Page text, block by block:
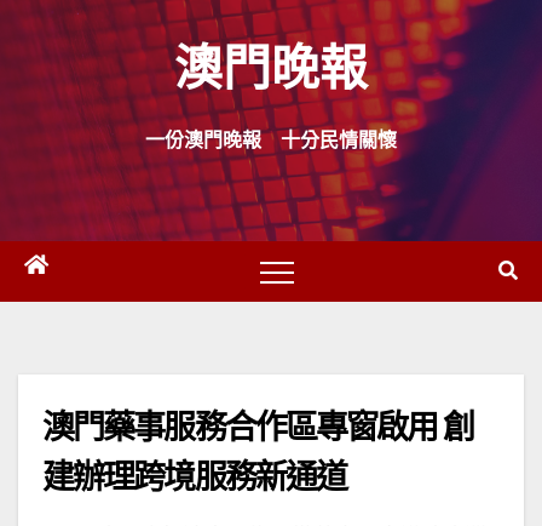
Skip
content
澳門晚報
一份澳門晚報 十分民情關懷
澳門藥事服務合作區專窗啟用 創
建辦理跨境服務新通道